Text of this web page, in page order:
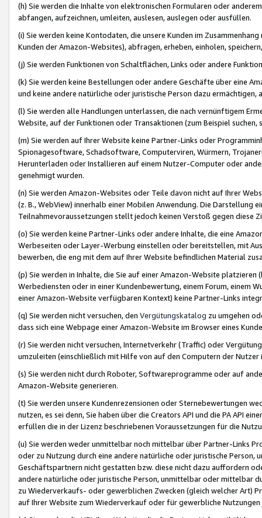
(h) Sie werden die Inhalte von elektronischen Formularen oder
abfangen, aufzeichnen, umleiten, auslesen, auslegen oder ausfüllen.
(i) Sie werden keine Kontodaten, die unsere Kunden im
Kunden der Amazon-Websites), abfragen, erheben, einholen,
(j) Sie werden Funktionen von Schaltflächen, Links oder andere
(k) Sie werden keine Bestellungen oder andere Geschäfte über eine
und keine andere natürliche oder juristische Person dazu
(l) Sie werden alle Handlungen unterlassen, die nach vernünftigem
Website, auf der Funktionen oder Transaktionen (zum Beispiel
(m) Sie werden auf Ihrer Website keine Partner-Links oder
Spionagesoftware, Schadsoftware, Computerviren, Würmern,
Herunterladen oder Installieren auf einem Nutzer-Computer oder
genehmigt wurden.
(n) Sie werden Amazon-Websites oder Teile davon nicht auf Ihrer
(z. B., WebView) innerhalb einer Mobilen Anwendung. Die Darstellung
Teilnahmevoraussetzungen stellt jedoch keinen Verstoß gegen diese
(o) Sie werden keine Partner-Links oder andere Inhalte, die eine
Werbeseiten oder Layer-Werbung einstellen oder bereitstellen, mit
bewerben, die eng mit dem auf Ihrer Website befindlichen Material
(p) Sie werden in Inhalte, die Sie auf einer Amazon-Website
Werbediensten oder in einer Kundenbewertung, einem Forum, einem
einer Amazon-Website verfügbaren Kontext) keine Partner-Links
(q) Sie werden nicht versuchen, den Vergütungskatalog zu umgehen
dass sich eine Webpage einer Amazon-Website im Browser eines
(r) Sie werden nicht versuchen, Internetverkehr (Traffic) oder
umzuleiten (einschließlich mit Hilfe von auf den Computern der
(s) Sie werden nicht durch Roboter, Softwareprogramme oder auf
Amazon-Website generieren.
(t) Sie werden unsere Kundenrezensionen oder Sternebewertungen
nutzen, es sei denn, Sie haben über die Creators API und die PA API
erfüllen die in der Lizenz beschriebenen Voraussetzungen für die
(u) Sie werden weder unmittelbar noch mittelbar über Partner-Links
oder zu Nutzung durch eine andere natürliche oder juristische
Geschäftspartnern nicht gestatten bzw. diese nicht dazu auffordern
andere natürliche oder juristische Person, unmittelbar oder mittelbar
zu Wiederverkaufs- oder gewerblichen Zwecken (gleich welcher Art)
auf Ihrer Website zum Wiederverkauf oder für gewerbliche